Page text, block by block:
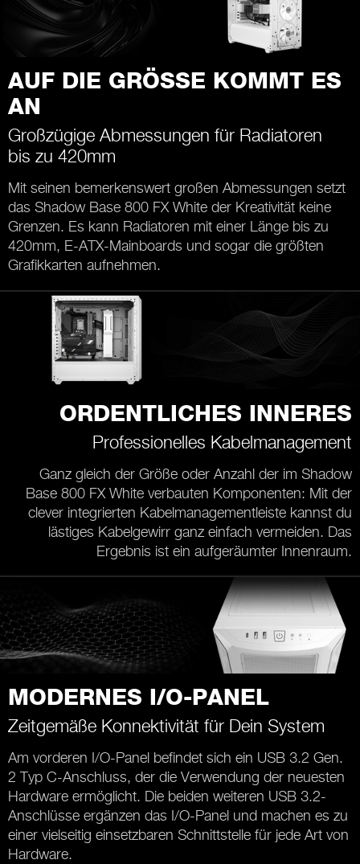
AUF DIE GRÖSSE KOMMT ES
AN
Großzügige Abmessungen für Radiatoren
bis zu 420mm
Mit seinen bemerkenswert großen Abmessungen setzt
das Shadow Base 800 FX White der Kreativität keine
Grenzen. Es kann Radiatoren mit einer Länge bis zu
420mm, E-ATX-Mainboards und sogar die größten
Grafikkarten aufnehmen.
ORDENTLICHES INNERES
Professionelles Kabelmanagement
Ganz gleich der Größe oder Anzahl der im Shadow
Base 800 FX White verbauten Komponenten: Mit der
clever integrierten Kabelmanagementleiste kannst du
lästiges Kabelgewirr ganz einfach vermeiden. Das
Ergebnis ist ein aufgeräumter Innenraum.
MODERNES I/O-PANEL
Zeitgemäße Konnektivität für Dein System
Am vorderen I/O-Panel befindet sich ein USB 3.2 Gen.
2 Typ C-Anschluss, der die Verwendung der neuesten
Hardware ermöglicht. Die beiden weiteren USB 3.2-
Anschlüsse ergänzen das I/O-Panel und machen es zu
einer vielseitig einsetzbaren Schnittstelle für jede Art von
Hardware.